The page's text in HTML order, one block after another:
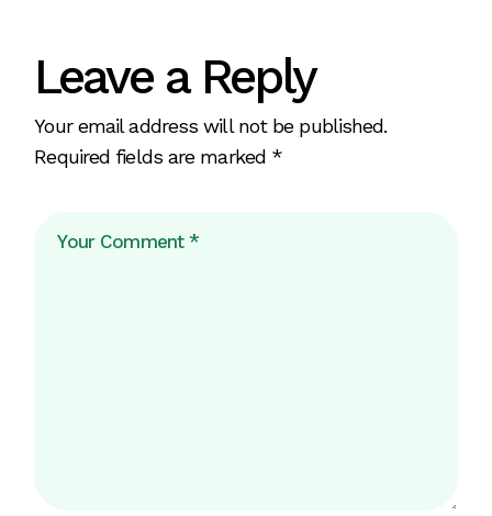
Leave a Reply
Your email address will not be published.
Required fields are marked *